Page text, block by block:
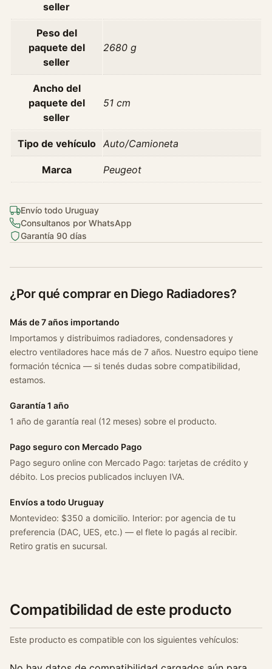
F
A
c
n
t
i
a
seller
Peso del
paquete del
seller
2680 g
Ancho del
paquete del
seller
51 cm
Tipo de vehículo Auto/Camioneta
Marca Peugeot
Envío todo Uruguay
Consultanos por WhatsApp
Garantía 90 días
¿Por qué comprar en Diego Radiadores?
Más de 7 años importando
Importamos y distribuimos radiadores, condensadores y
electro ventiladores hace más de 7 años. Nuestro equipo tiene
formación técnica — si tenés dudas sobre compatibilidad,
estamos.
Garantía 1 año
1 año de garantía real (12 meses) sobre el producto.
Pago seguro con Mercado Pago
Pago seguro online con Mercado Pago: tarjetas de crédito y
débito. Los precios publicados incluyen IVA.
Envíos a todo Uruguay
Montevideo: $350 a domicilio. Interior: por agencia de tu
preferencia (DAC, UES, etc.) — el flete lo pagás al recibir.
Retiro gratis en sucursal.
Compatibilidad de este producto
Este producto es compatible con los siguientes vehículos: